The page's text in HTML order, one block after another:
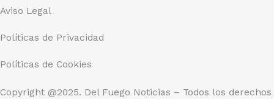
Aviso Legal
Políticas de Privacidad
Políticas de Cookies
Copyright @2025. Del Fuego Noticias – Todos los derechos